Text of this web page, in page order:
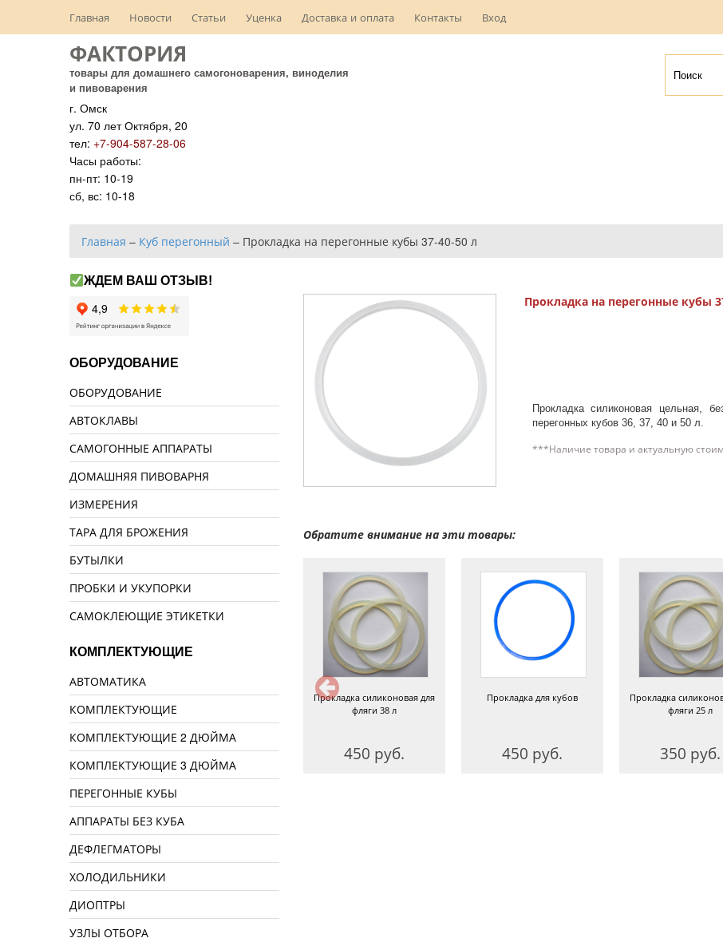
Главная Новости Статьи Уценка Доставка и оплата Контакты Вход
ФАКТОРИЯ
товары для домашнего самогоноварения, виноделия
и пивоварения
г. Омск
ул. 70 лет Октября, 20
тел: +7-904-587-28-06
Часы работы:
пн-пт: 10-19
сб, вс: 10-18
Главная – Куб перегонный – Прокладка на перегонные кубы 37-40-50 л
Прокладка на перегонные кубы
Прокладка силиконовая цельная,
перегонных кубов 36, 37, 40 и 50 л.
***Наличие товара и актуальную
Обратите внимание на эти товары:
силиконовая для
фляги 25 л
350 руб.
Прокладка фторопластовая под
120 руб.
Прокладка силиконовая для
фляги 38 л
450 руб.
Прокладка для кубов
450 руб.
Прокладка
фляги 25 л
350 руб.
ЖДЕМ ВАШ ОТЗЫВ!
ОБОРУДОВАНИЕ
ОБОРУДОВАНИЕ
АВТОКЛАВЫ
САМОГОННЫЕ АППАРАТЫ
ДОМАШНЯЯ ПИВОВАРНЯ
ИЗМЕРЕНИЯ
ТАРА ДЛЯ БРОЖЕНИЯ
БУТЫЛКИ
ПРОБКИ И УКУПОРКИ
САМОКЛЕЮЩИЕ ЭТИКЕТКИ
КОМПЛЕКТУЮЩИЕ
АВТОМАТИКА
КОМПЛЕКТУЮЩИЕ
КОМПЛЕКТУЮЩИЕ 2 ДЮЙМА
КОМПЛЕКТУЮЩИЕ 3 ДЮЙМА
ПЕРЕГОННЫЕ КУБЫ
АППАРАТЫ БЕЗ КУБА
ДЕФЛЕГМАТОРЫ
ХОЛОДИЛЬНИКИ
ДИОПТРЫ
УЗЛЫ ОТБОРА